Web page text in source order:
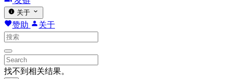
关于
赞助 关于
找不到相关结果。